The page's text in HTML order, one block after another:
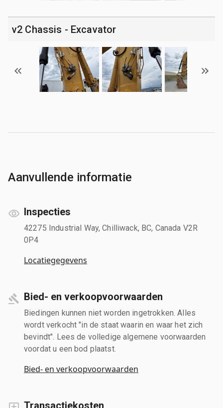
v2 Chassis - Excavator
Aanvullende informatie
Inspecties
42275 Industrial Way, Chilliwack, BC, Canada V2R
0P4
Locatiegegevens
Bied- en verkoopvoorwaarden
Biedingen kunnen niet worden ingetrokken. Alles
wordt verkocht "in de staat waarin en waar het zich
bevindt". Lees de volledige algemene voorwaarden
voordat u een bod plaatst.
Bied- en verkoopvoorwaarden
Transactiekosten